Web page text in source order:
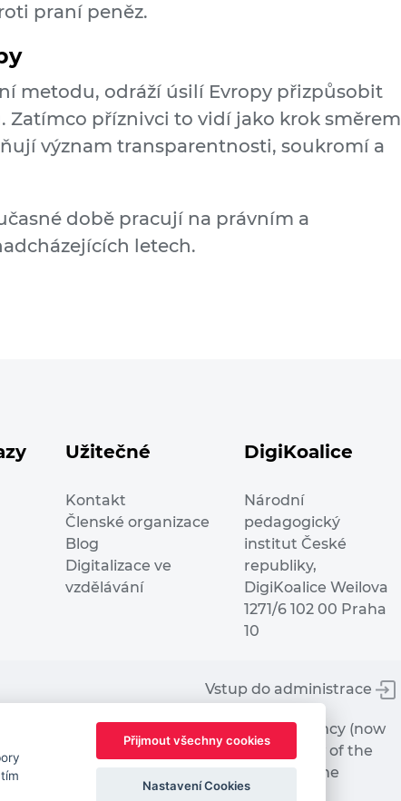
praní peněz.
metodu, odráží úsilí Evropy přizpůsobit
příznivci to vidí jako krok směrem
význam transparentnosti, soukromí a
době pracují na právním a
letech.
Užitečné
Kontakt
Členské organizace
Blog
Digitalizace ve
vzdělávání
DigiKoalice
Národní
pedagogický
institut České
republiky,
DigiKoalice Weilova
1271/6 102 00 Praha
10
Vstup do administrace
Innovation and Networks Executive Agency (now
view. It does not represent the view of the
for any use that may be made of the
Přijmout všechny cookies
Nastavení Cookies